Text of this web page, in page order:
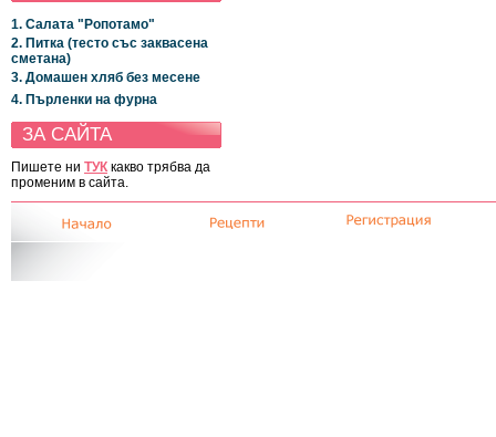
1. Салата "Ропотамо"
2. Питка (тесто със заквасена
сметана)
3. Домашен хляб без месене
4. Пърленки на фурна
ЗА САЙТА
Пишете ни ТУК какво трябва да
променим в сайта.